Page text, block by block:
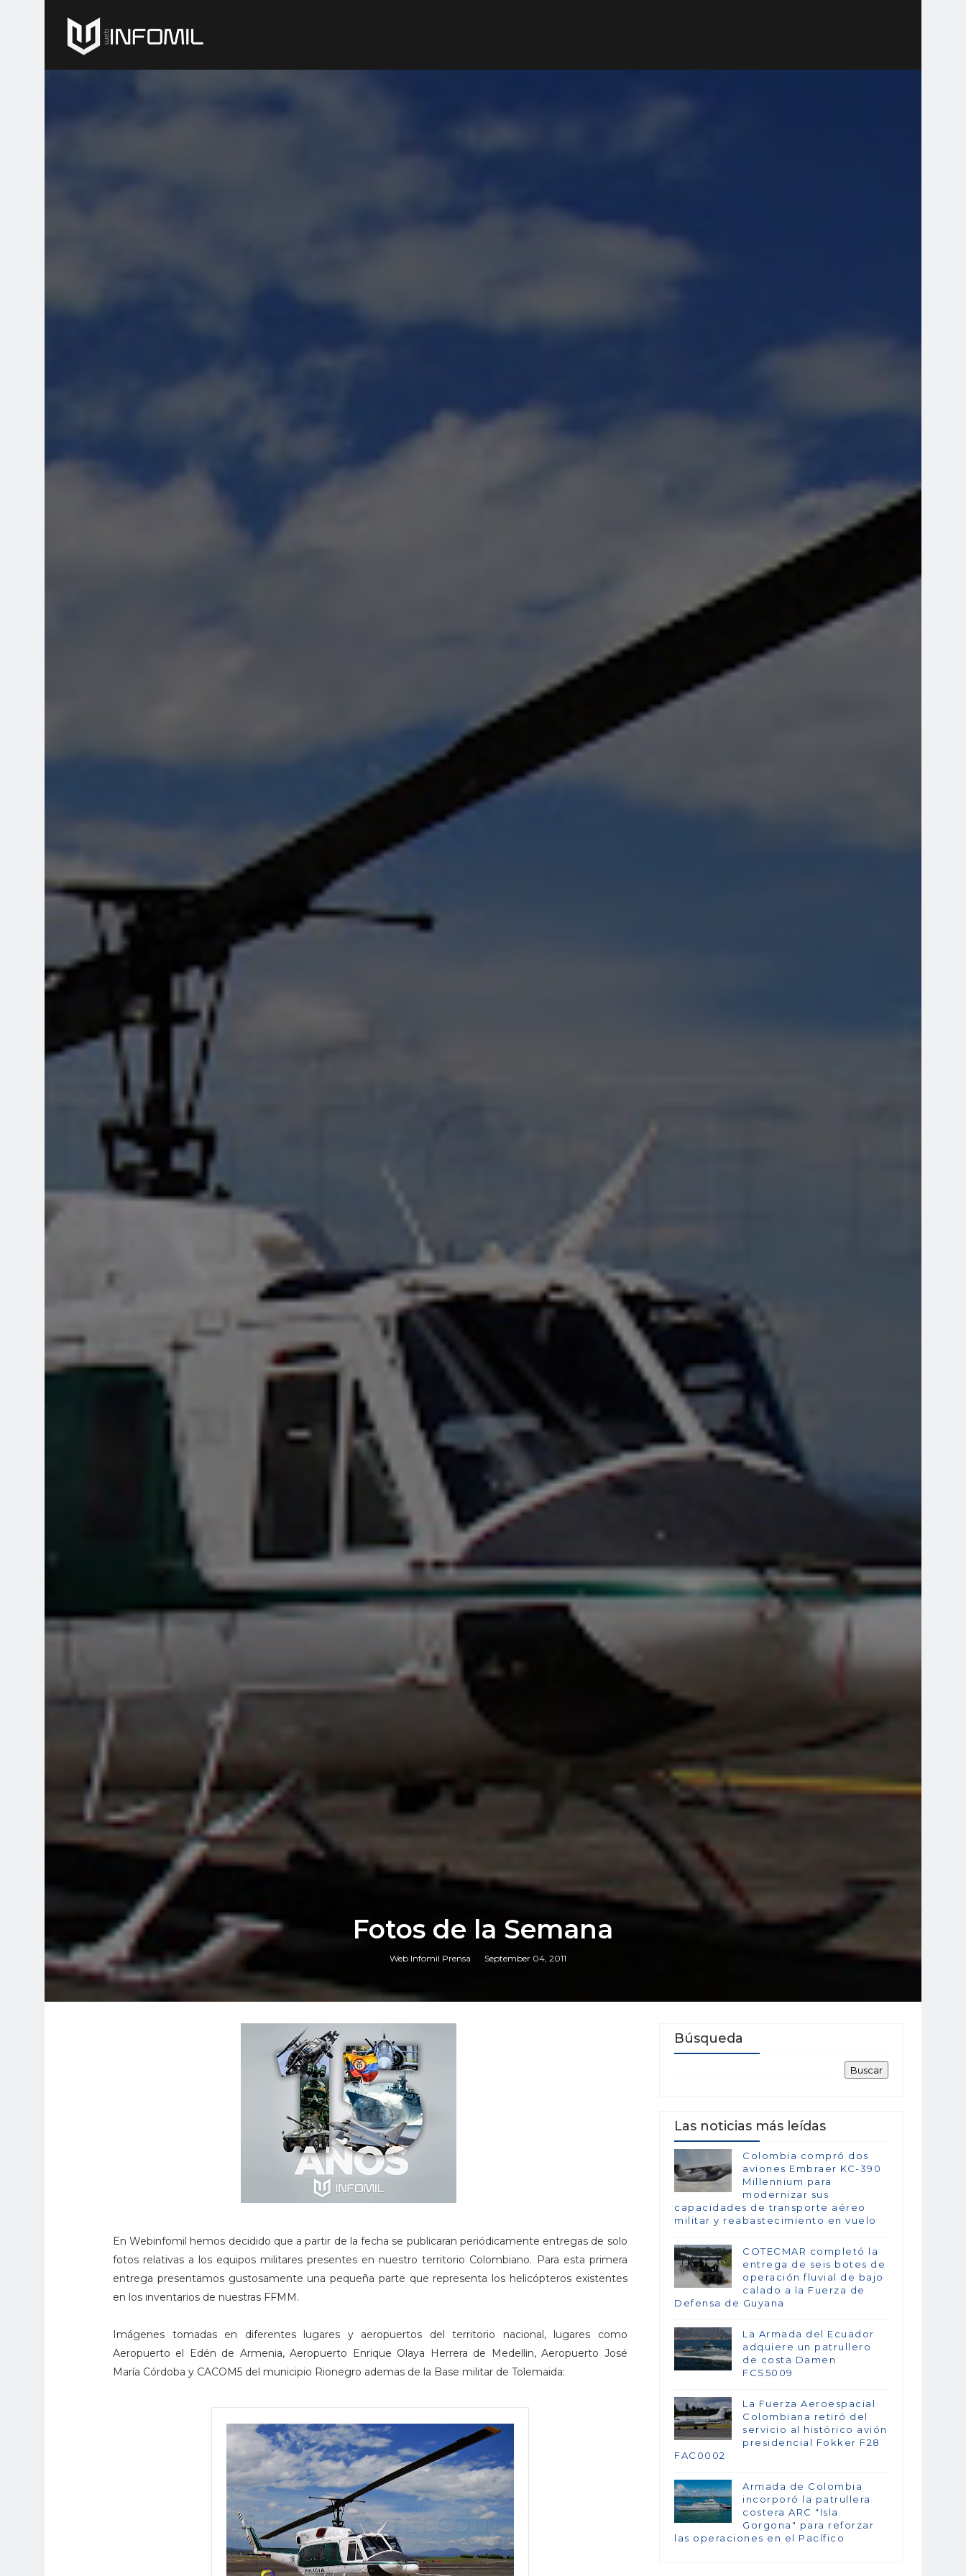
Fotos de la Semana
Web Infomil Prensa September 04, 2011
En Webinfomil hemos decidido que a partir de la fecha se publicaran periódicamente entregas de solo
fotos relativas a los equipos militares presentes en nuestro territorio Colombiano. Para esta primera
entrega presentamos gustosamente una pequeña parte que representa los helicópteros existentes
en los inventarios de nuestras FFMM.
Imágenes tomadas en diferentes lugares y aeropuertos del territorio nacional, lugares como
Aeropuerto el Edén de Armenia, Aeropuerto Enrique Olaya Herrera de Medellin, Aeropuerto José
María Córdoba y CACOM5 del municipio Rionegro ademas de la Base militar de Tolemaida:
Búsqueda
Las noticias más leídas
Colombia compró dos
aviones Embraer KC-390
Millennium para
modernizar sus
capacidades de transporte aéreo
militar y reabastecimiento en vuelo
COTECMAR completó la
entrega de seis botes de
operación fluvial de bajo
calado a la Fuerza de
Defensa de Guyana
La Armada del Ecuador
adquiere un patrullero
de costa Damen
FCS5009
La Fuerza Aeroespacial
Colombiana retiró del
servicio al histórico avión
presidencial Fokker F28
FAC0002
Armada de Colombia
incorporó la patrullera
costera ARC "Isla
Gorgona" para reforzar
las operaciones en el Pacífico